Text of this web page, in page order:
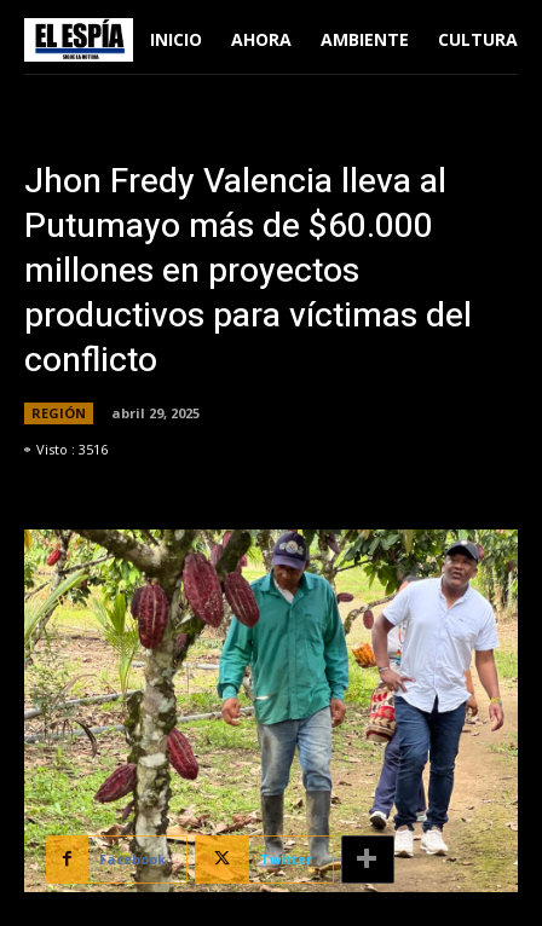
INICIO AHORA AMBIENTE CULTURA
Jhon Fredy Valencia lleva al
Putumayo más de $60.000
millones en proyectos
productivos para víctimas del
conflicto
REGIÓN
abril 29, 2025
Visto : 3516
Facebook Twitter